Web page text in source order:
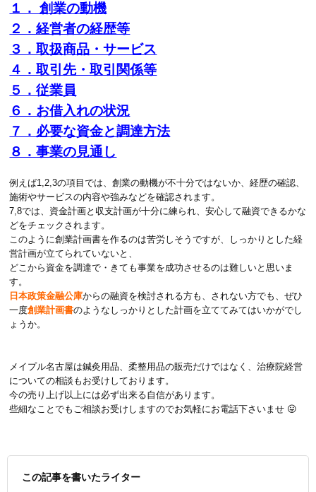
１． 創業の動機
２．経営者の経歴等
３．取扱商品・サービス
４．取引先・取引関係等
５．従業員
６．お借入れの状況
７．必要な資金と調達方法
８．事業の見通し
例えば1,2,3の項目では、創業の動機が不十分ではないか、経歴の確認、
施術やサービスの内容や強みなどを確認されます。
7,8では、資金計画と収支計画が十分に練られ、安心して融資できるかな
どをチェックされます。
このように創業計画書を作るのは苦労しそうですが、しっかりとした経
営計画が立てられていないと、
どこから資金を調達で・きても事業を成功させるのは難しいと思いま
す。
日本政策金融公庫からの融資を検討される方も、されない方でも、ぜひ
一度創業計画書のようなしっかりとした計画を立ててみてはいかがでし
ょうか。
メイプル名古屋は鍼灸用品、柔整用品の販売だけではなく、治療院経営
についての相談もお受けしております。
今の売り上げ以上には必ず出来る自信があります。
些細なことでもご相談お受けしますのでお気軽にお電話下さいませ 😛
この記事を書いたライター